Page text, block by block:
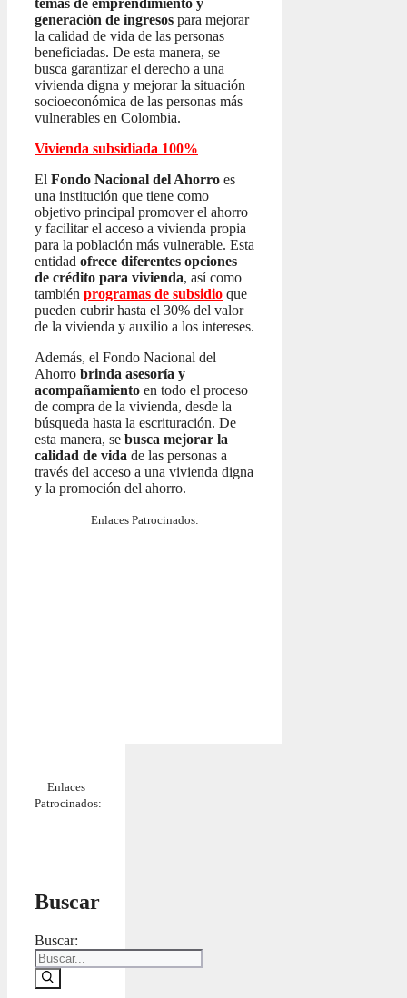
generación de ingresos para mejorar
la calidad de vida de las personas
beneficiadas. De esta manera, se
busca garantizar el derecho a una
vivienda digna y mejorar la situación
socioeconómica de las personas más
vulnerables en Colombia.
Vivienda subsidiada 100%
El Fondo Nacional del Ahorro es
una institución que tiene como
objetivo principal promover el ahorro
y facilitar el acceso a vivienda propia
para la población más vulnerable. Esta
entidad ofrece diferentes opciones
de crédito para vivienda, así como
también programas de subsidio que
pueden cubrir hasta el 30% del valor
de la vivienda y auxilio a los intereses.
Además, el Fondo Nacional del
Ahorro brinda asesoría y
acompañamiento en todo el proceso
de compra de la vivienda, desde la
búsqueda hasta la escrituración. De
esta manera, se busca mejorar la
calidad de vida de las personas a
través del acceso a una vivienda digna
y la promoción del ahorro.
Enlaces Patrocinados:
Enlaces
Patrocinados:
Buscar
Buscar: